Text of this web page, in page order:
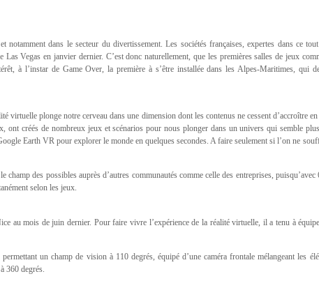
dans le secteur du divertissement. Les sociétés françaises, expertes dans ce
Vegas en janvier dernier. C’est donc naturellement, que les premières salles de jeux
à l’instar de Game Over, la première à s’être installée dans les Alpes-Maritimes, qui
virtuelle plonge notre cerveau dans une dimension dont les contenus ne cessent d’accroître
créés de nombreux jeux et scénarios pour nous plonger dans un univers qui semble
Earth VR pour explorer le monde en quelques secondes. A faire seulement si l’on ne
des possibles auprès d’autres communautés comme celle des entreprises, puisqu’avec
selon les jeux.
au mois de juin dernier. Pour faire vivre l’expérience de la réalité virtuelle, il a tenu à
un champ de vision à 110 degrés, équipé d’une caméra frontale mélangeant les
360 degrés.